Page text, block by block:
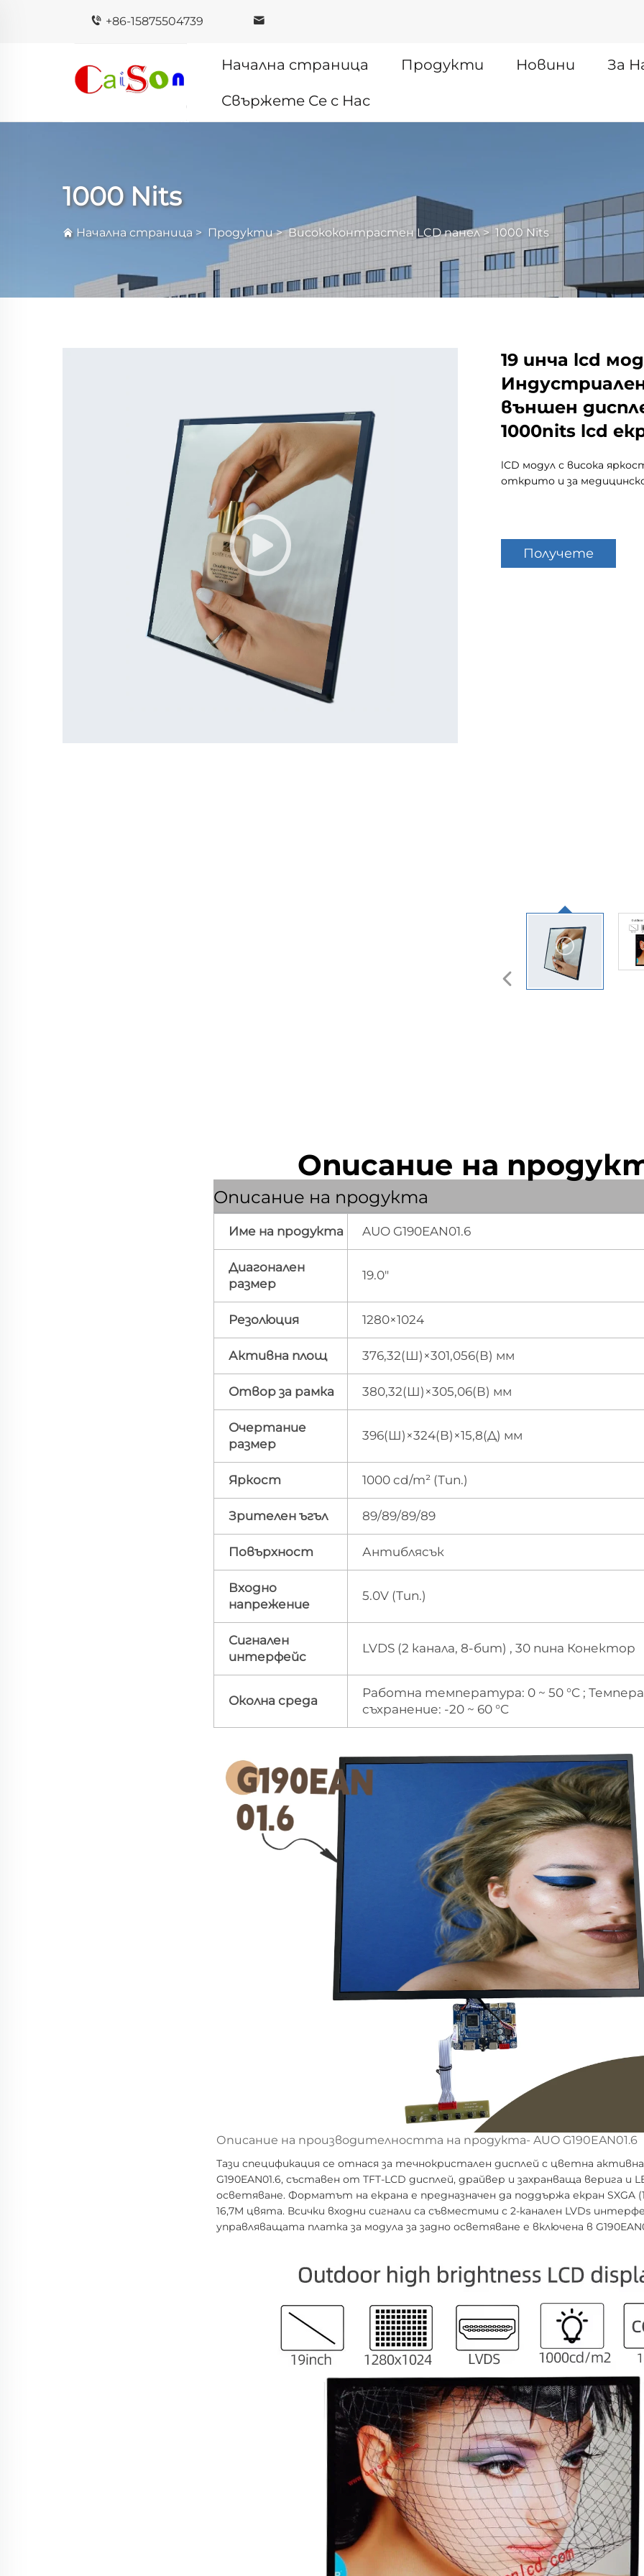
+86-15875504739
Начална страница Продукти Новини За
Свържете Се с Нас
1000 Nits
Начална страница> Продукти>Висококонтрастен LCD панел> 1000 Nits
19 инча lcd
външен
1000nits lcd
lCD модул с висока
открито и за
Получете
Описание на
Описание на продукта
Име на продукта AUO G190EAN01.6
Диагонален
размер
19.0"
Резолюция 1280×1024
Активна площ 376,32(Ш)×301,056(В) мм
Отвор за рамка 380,32(Ш)×305,06(В) мм
Очертание
размер
396(Ш)×324(В)×15,8(Д) мм
Яркост 1000 cd/m² (Тип.)
Зрителен ъгъл 89/89/89/89
Повърхност Антиблясък
Входно
напрежение
5.0V (Тип.)
Сигнален
интерфейс
LVDS (2 канала, 8-бит) , 30 пина Конектор
Околна среда
Работна температура: 0 ~ 50 °C ;
съхранение: -20 ~ 60 °C
Описание на производителността на продукта- AUO G190EAN01.6
Тази спецификация се отнася за течнокристален дисплей с цветна
G190EAN01.6, съставен от TFT-LCD дисплей, драйвер и захранваща верига и
осветяване. Форматът на екрана е предназначен да поддържа екран SXGA
16,7M цвята. Всички входни сигнали са съвместими с 2-канален LVDs
управляващата платка за модула за задно осветяване е включена в